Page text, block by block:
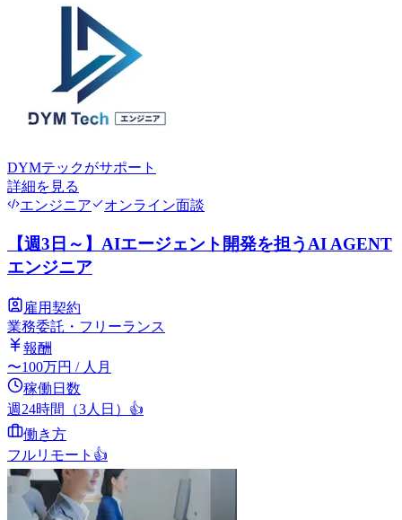
DYMテックがサポート
詳細を見る
エンジニア
オンライン面談
【週3日～】AIエージェント開発を担うAI AGENT
エンジニア
雇用契約
業務委託・フリーランス
報酬
〜100万円 / 人月
稼働日数
週24時間（3人日） 👍
働き方
フルリモート 👍